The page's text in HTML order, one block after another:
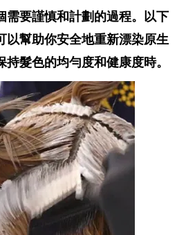
需要謹慎和計劃的過程。以下
以幫助你安全地重新漂染原生
髮色的均勻度和健康度時。